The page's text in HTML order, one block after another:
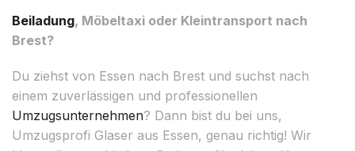
Beiladung, Möbeltaxi oder Kleintransport nach
Brest?
Du ziehst von Essen nach Brest und suchst nach
einem zuverlässigen und professionellen
Umzugsunternehmen? Dann bist du bei uns,
Umzugsprofi Glaser aus Essen, genau richtig! Wir